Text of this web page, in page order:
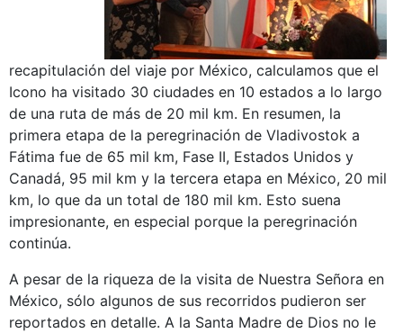
recapitulación del viaje por México, calculamos que el
Icono ha visitado 30 ciudades en 10 estados a lo largo
de una ruta de más de 20 mil km. En resumen, la
primera etapa de la peregrinación de Vladivostok a
Fátima fue de 65 mil km, Fase II, Estados Unidos y
Canadá, 95 mil km y la tercera etapa en México, 20 mil
km, lo que da un total de 180 mil km. Esto suena
impresionante, en especial porque la peregrinación
continúa.
A pesar de la riqueza de la visita de Nuestra Señora en
México, sólo algunos de sus recorridos pudieron ser
reportados en detalle. A la Santa Madre de Dios no le